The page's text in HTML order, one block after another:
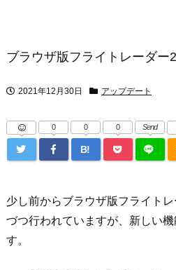
ブラウザ版フライトレーダー
2021年12月30日 アップデート
0
B!
0 0 Send
少し前からブラウザ版フライト
づつ行われていますが、新しい
す。